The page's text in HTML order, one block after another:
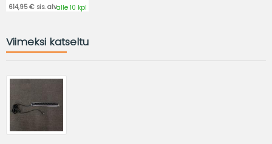
614,95 € sis. alvalle 10 kpl
Viimeksi katseltu